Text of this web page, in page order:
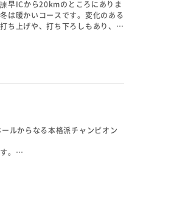
早ICから20kmのところにありま
は暖かいコースです。変化のある
ち上げや、打ち下ろしもあり、ラ
ら上級者まで楽しめます。
ルからなる本格派チャンピオン
。
な技術を要します。総体的にスト
ます。